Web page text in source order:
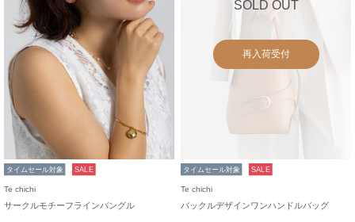
タイムセール対象 SALE
Te chichi
サークルモチーフラインバングル
SOLD OUT
再入荷受付
タイムセール対象 SALE
Te chichi
バックルデザインワンハンドルバッグ